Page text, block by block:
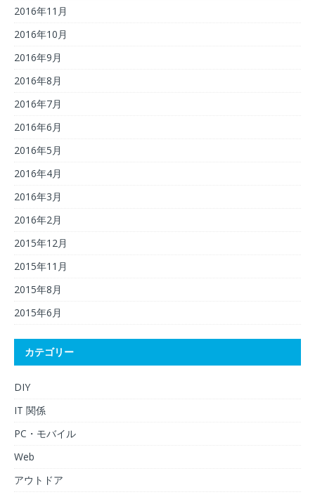
2016年11月
2016年10月
2016年9月
2016年8月
2016年7月
2016年6月
2016年5月
2016年4月
2016年3月
2016年2月
2015年12月
2015年11月
2015年8月
2015年6月
カテゴリー
DIY
IT 関係
PC・モバイル
Web
アウトドア